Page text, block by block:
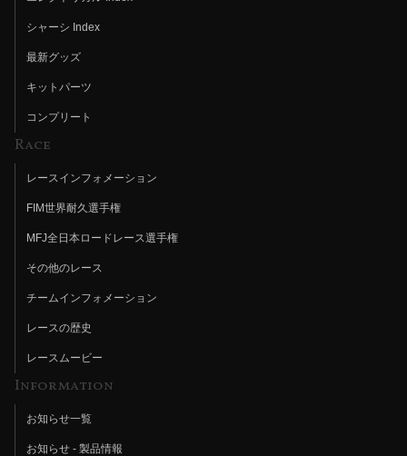
シャーシ Index
最新グッズ
キットパーツ
コンプリート
Race
レースインフォメーション
FIM世界耐久選手権
MFJ全日本ロードレース選手権
その他のレース
チームインフォメーション
レースの歴史
レースムービー
Information
お知らせ一覧
お知らせ - 製品情報